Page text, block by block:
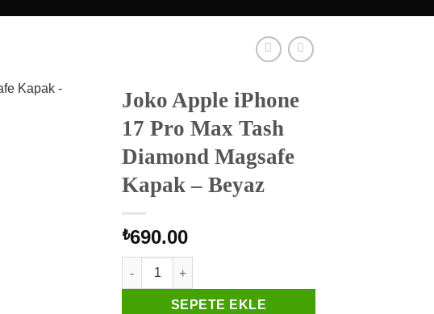
Joko Apple iPhone
17 Pro Max Tash
Diamond Magsafe
Kapak – Beyaz
₺690.00
Joko Apple iPhone 17 Pro Max Tash Diamond Magsafe
SEPETE EKLE